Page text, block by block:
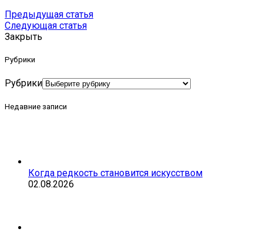
Предыдущая статья
Следующая статья
Закрыть
Рубрики
Рубрики
Недавние записи
Когда редкость становится искусством
02.08.2026